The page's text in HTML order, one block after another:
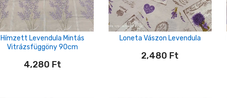
Hímzett Levendula Mintás
Vitrázsfüggöny 90cm
4,280 Ft
Loneta Vászon Levendula
2,480 Ft